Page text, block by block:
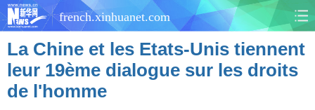
french.xinhuanet.com
CHINE MONDE
AFRIQUE
La Chine et les Etats-Unis tiennent
leur 19ème dialogue sur les droits
de l'homme